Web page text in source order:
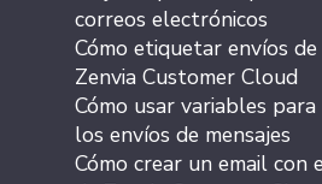
correos electrónicos
Cómo etiquetar envíos de
Zenvia Customer Cloud
Cómo usar variables
los envíos de mensajes
Cómo crear un email